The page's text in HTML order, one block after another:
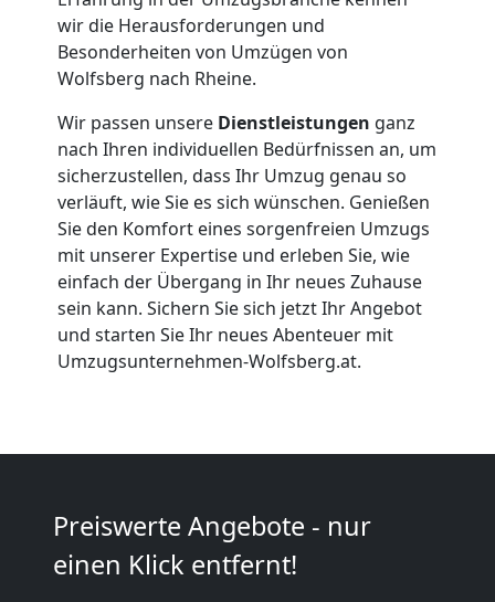
wir die Herausforderungen und
Besonderheiten von Umzügen von
Wolfsberg nach Rheine.
Wir passen unsere Dienstleistungen ganz
nach Ihren individuellen Bedürfnissen an, um
sicherzustellen, dass Ihr Umzug genau so
verläuft, wie Sie es sich wünschen. Genießen
Sie den Komfort eines sorgenfreien Umzugs
mit unserer Expertise und erleben Sie, wie
einfach der Übergang in Ihr neues Zuhause
sein kann. Sichern Sie sich jetzt Ihr Angebot
und starten Sie Ihr neues Abenteuer mit
Umzugsunternehmen-Wolfsberg.at.
Preiswerte Angebote - nur
einen Klick entfernt!
Firmenumzug
Wolfsberg
Büroumzug
Wolfsberg
Expressumzug
Wolfsberg
Tragehilfe
Wolfsberg